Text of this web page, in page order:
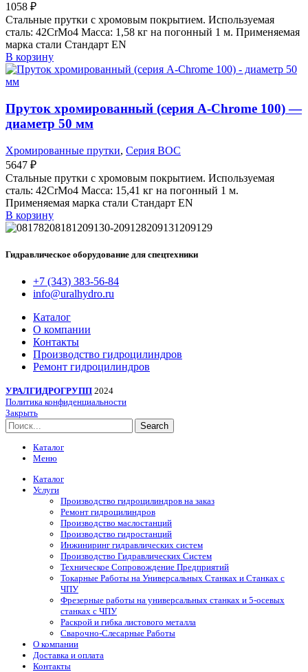
1058 ₽
Стальные прутки с хромовым покрытием. Используемая
сталь: 42CrMo4 Масса: 1,58 кг на погонный 1 м. Применяемая
марка стали Стандарт EN
В корзину
Пруток хромированный (серия A-Chrome 100) —
диаметр 50 мм
Хромированные прутки, Серия BOC
5647 ₽
Стальные прутки с хромовым покрытием. Используемая
сталь: 42CrMo4 Масса: 15,41 кг на погонный 1 м.
Применяемая марка стали Стандарт EN
В корзину
Гидравлическое оборудование для спецтехники
+7 (343) 383-56-84
info@uralhydro.ru
Каталог
О компании
Контакты
Производство гидроцилиндров
Ремонт гидроцилиндров
УРАЛГИДРОГРУПП 2024
Политика конфиденциальности
Закрыть
Search
Каталог
Меню
Каталог
Услуги
Производство гидроцилиндров на заказ
Ремонт гидроцилиндров
Производство маслостанций
Производство гидростанций
Инжиниринг гидравлических систем
Производство Гидравлических Систем
Техническое Сопровождение Предприятий
Токарные Работы на Универсальных Станках и Станках с
ЧПУ
Фрезерные работы на универсальных станках и 5-осевых
станках с ЧПУ
Раскрой и гибка листового металла
Сварочно-Слесарные Работы
О компании
Доставка и оплата
Контакты